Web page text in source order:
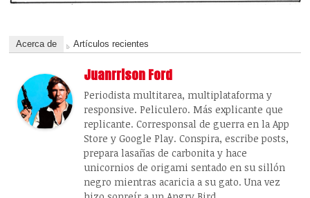
Acerca de Artículos recientes
Juanrrison Ford
Periodista multitarea, multiplataforma y
responsive. Peliculero. Más explicante que
replicante. Corresponsal de guerra en la App
Store y Google Play. Conspira, escribe posts,
prepara lasañas de carbonita y hace
unicornios de origami sentado en su sillón
negro mientras acaricia a su gato. Una vez